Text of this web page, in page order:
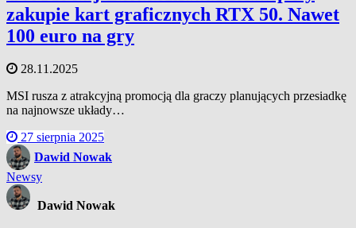
zakupie kart graficznych RTX 50. Nawet
100 euro na gry
28.11.2025
MSI rusza z atrakcyjną promocją dla graczy planujących przesiadkę
na najnowsze układy…
27 sierpnia 2025
Dawid Nowak
Newsy
Dawid Nowak